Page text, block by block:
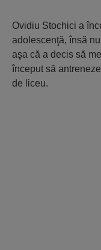
Ovidiu Stochici a
adolescenţă, însă
aşa că a decis să
început să
de liceu.